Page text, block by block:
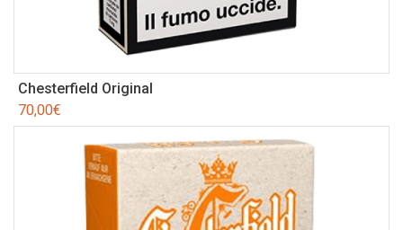
Chesterfield Original
70,00€